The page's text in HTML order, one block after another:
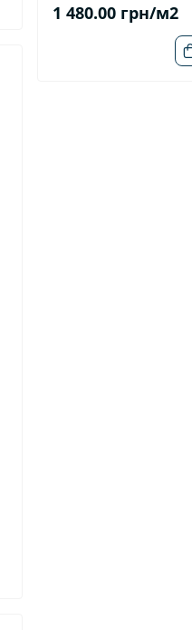
1 480.00 грн/м2